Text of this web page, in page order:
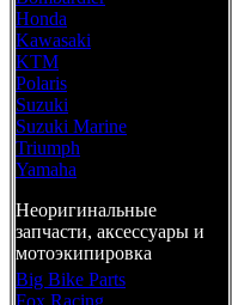
Honda
Kawasaki
KTM
Polaris
Suzuki
Suzuki Marine
Triumph
Yamaha
Неоригинальные
запчасти, аксессуары и
мотоэкипировка
Big Bike Parts
Fox Racing